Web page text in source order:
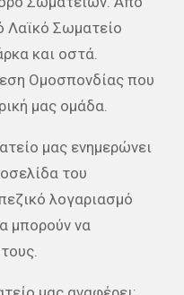
Λαϊκό Σωματείο
και οστά.
Ομοσπονδίας που
μας ομάδα.
μας ενημερώνει
του
λογαριασμό
μπορούν να